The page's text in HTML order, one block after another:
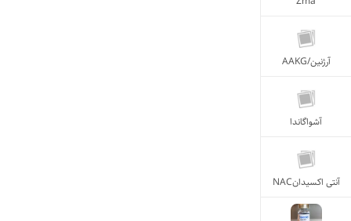
آرژنین/AAKG
آشواگاندا
آنتی اکسیدانNAC